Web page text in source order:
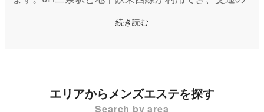
便も良いことから、地元住民や観光客が多く訪れま
リフレッシュを求める人々に支持されています。マ
ンション型の個室エステが中心で、周囲の喧騒を忘
続き読む
エリアからメンズエステを探す
Search by area